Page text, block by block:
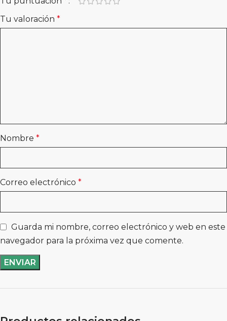
Tu valoración *
Nombre *
Correo electrónico *
Guarda mi nombre, correo electrónico y web en este
navegador para la próxima vez que comente.